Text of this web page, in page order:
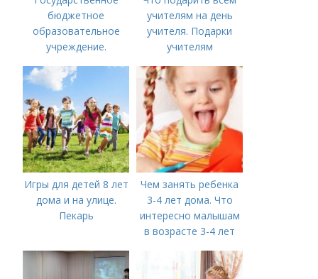
бюджетное
образовательное
учреждение.
названия школ,
садиков и домов
творчества
учителям на день
учителя. Подарки
учителям
день учителя
Игры для детей 8 лет
дома и на улице.
Пекарь
Чем занять ребенка
3-4 лет дома. Что
интересно малышам
в возрасте 3-4 лет